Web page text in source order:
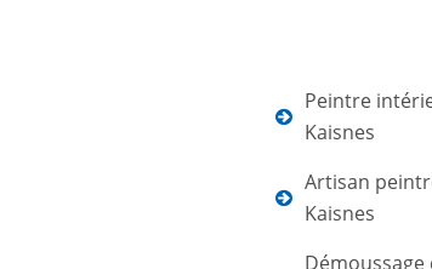
Peintre
Kaisnes
Artisan
Kaisnes